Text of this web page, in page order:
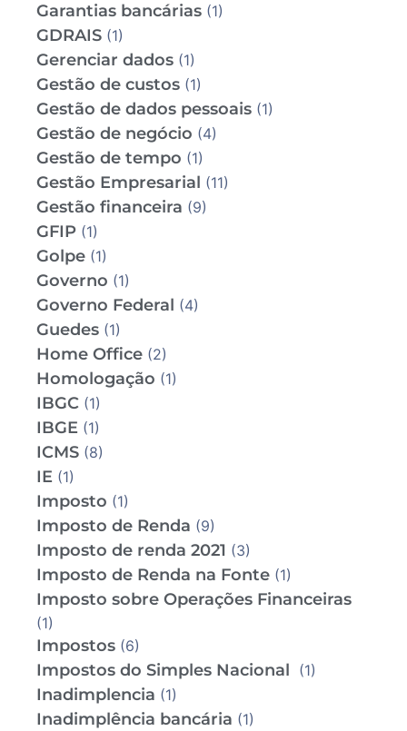
Garantias bancárias (1)
GDRAIS (1)
Gerenciar dados (1)
Gestão de custos (1)
Gestão de dados pessoais (1)
Gestão de negócio (4)
Gestão de tempo (1)
Gestão Empresarial (11)
Gestão financeira (9)
GFIP (1)
Golpe (1)
Governo (1)
Governo Federal (4)
Guedes (1)
Home Office (2)
Homologação (1)
IBGC (1)
IBGE (1)
ICMS (8)
IE (1)
Imposto (1)
Imposto de Renda (9)
Imposto de renda 2021 (3)
Imposto de Renda na Fonte (1)
Imposto sobre Operações Financeiras
(1)
Impostos (6)
Impostos do Simples Nacional (1)
Inadimplencia (1)
Inadimplência bancária (1)